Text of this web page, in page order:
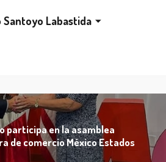
Santoyo Labastida
participa en la asamblea
de comercio México Estados